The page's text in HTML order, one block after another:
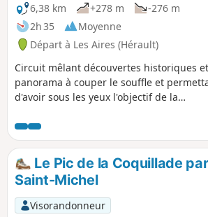
6,38 km
+278 m
-276 m
2h 35
Moyenne
Départ à Les Aires (Hérault)
Circuit mêlant découvertes historiques et
panorama à couper le souffle et
d'avoir sous les yeux l'objectif de la
Le Pic de la Coquillade
Saint-Michel
Visorandonneur